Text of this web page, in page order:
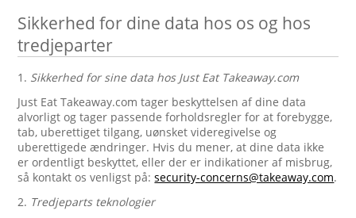
Sikkerhed for dine data hos os og hos
tredjeparter
1. Sikkerhed for sine data hos Just Eat Takeaway.com
Just Eat Takeaway.com tager beskyttelsen af dine data
alvorligt og tager passende forholdsregler for at forebygge,
tab, uberettiget tilgang, uønsket videregivelse og
uberettigede ændringer. Hvis du mener, at dine data ikke
er ordentligt beskyttet, eller der er indikationer af misbrug,
så kontakt os venligst på:security-concerns@takeaway.com.
2. Tredjeparts teknologier